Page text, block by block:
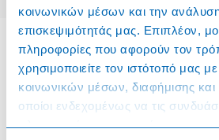
κοινωνικών μέσων και την
επισκεψιμότητάς μας. Επιπλέον,
πληροφορίες που αφορούν τον
χρησιμοποιείτε τον ιστότοπό μας
κοινωνικών μέσων, διαφήμισης
οποίοι ενδεχομένως να τις
πληροφορίες που τους έχετε
Πληροφορίες
Όροι & Προϋποθέσεις